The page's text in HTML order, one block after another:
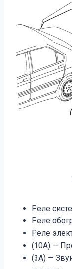
Реле
Реле
Реле
(10A) —
(3A) —